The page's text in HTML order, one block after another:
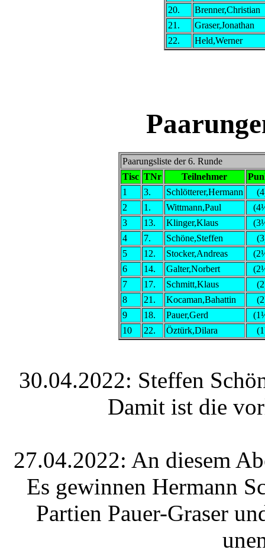
20.
Brenner,Christian
21.
Graser,Jonathan
22.
Held,Werner
Paarungsliste der 6. Runde
Tisc TNr Teilnehmer
1
3. Schlötterer,Hermann
2
1. Wittmann,Paul
3
13. Klinger,Klaus
4
7. Schöne,Steffen
5
12. Stocker,Andreas
6
14. Galter,Norbert
7
17. Schmitt,Klaus
8
21. Kocaman,Bahattin
9
18. Pauer,Gerd
10
22. Öztürk,Dilara
30.04.2022: Steffen
Damit ist die
27.04.2022: An diesem
Es gewinnen Hermann
Partien Pauer-Graser